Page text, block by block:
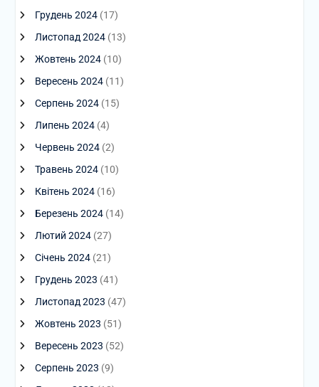
Грудень 2024(17)
Листопад 2024(13)
Жовтень 2024(10)
Вересень 2024(11)
Серпень 2024(15)
Липень 2024(4)
Червень 2024(2)
Травень 2024(10)
Квітень 2024(16)
Березень 2024(14)
Лютий 2024(27)
Січень 2024(21)
Грудень 2023 (41)
Листопад 2023 (47)
Жовтень 2023 (51)
Вересень 2023 (52)
Серпень 2023 (9)